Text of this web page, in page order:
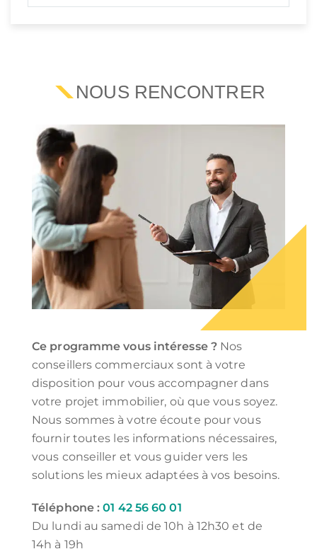
NOUS RENCONTRER
Ce programme vous intéresse ?Nos
conseillers commerciaux sont à votre
disposition pour vous accompagner dans
votre projet immobilier, où que vous soyez.
Nous sommes à votre écoute pour vous
fournir toutes les informations nécessaires,
vous conseiller et vous guider vers les
solutions les mieux adaptées à vos besoins.
Téléphone :01 42 56 60 01
Du lundi au samedi de 10h à 12h30 et de
14h à 19h